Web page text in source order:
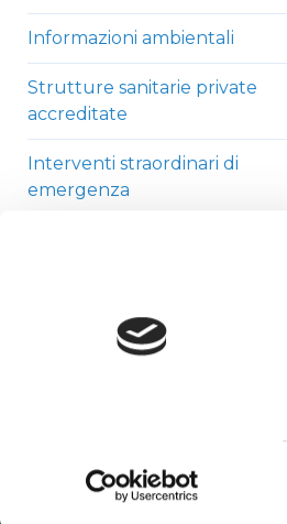
Informazioni ambientali
Strutture sanitarie private
accreditate
Interventi straordinari di
emergenza
Telefono0481-593111